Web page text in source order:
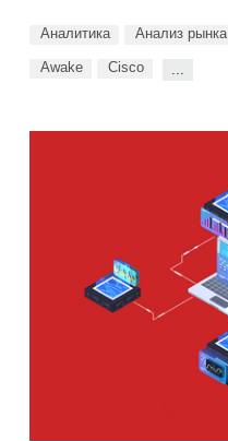
Аналитика Анализ рынка
Awake Cisco ...